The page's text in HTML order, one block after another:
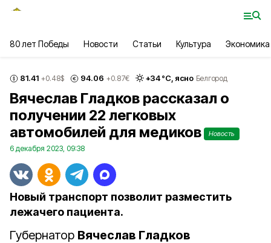
80 лет Победы Новости Статьи Культура Экономика
81.41 +0.48$ 94.06 +0.87€ +34°С, ясно Белгород
Вячеслав Гладков рассказал о
получении 22 легковых
автомобилей для медиков
Новость
6 декабря 2023, 09:38
Новый транспорт позволит разместить
лежачего пациента.
Губернатор Вячеслав Гладков